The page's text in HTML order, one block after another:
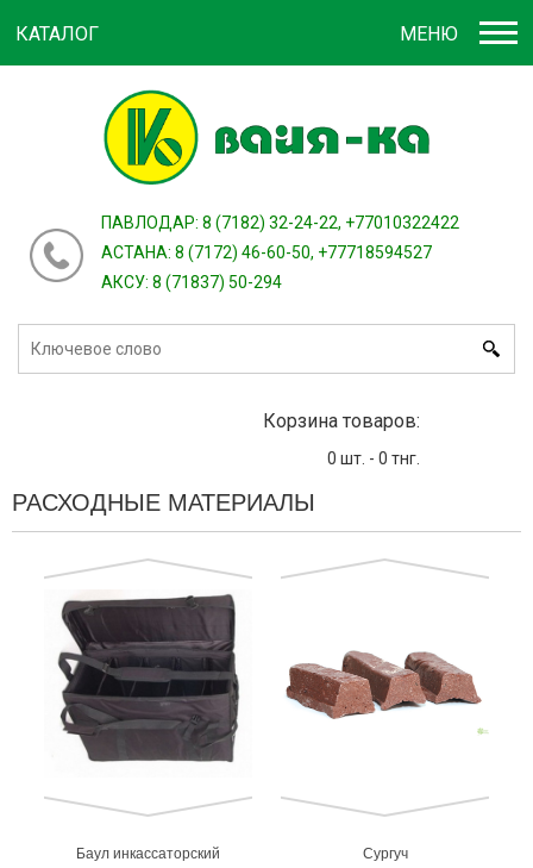
зарегистрироваться
ПАВЛОДАР: 8 (7182) 32-24-22, +77010322422
АСТАНА: 8 (7172) 46-60-50, +77718594527
АКСУ: 8 (71837) 50-294
Корзина товаров:
0 шт. - 0 тнг.
МЕНЮ
КАТАЛОГ
РАСХОДНЫЕ МАТЕРИАЛЫ
Баул инкассаторский Сургуч